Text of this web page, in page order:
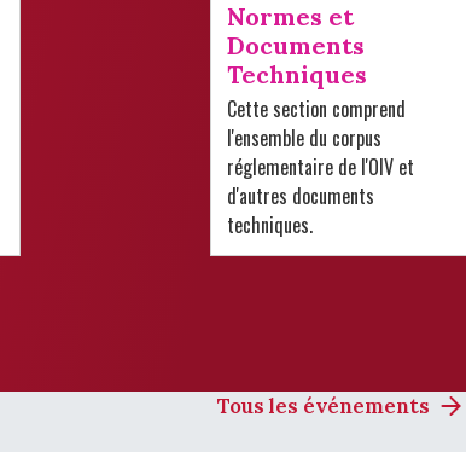
Normes et
Documents
Techniques
Cette section comprend
l'ensemble du corpus
réglementaire de l'OIV et
d'autres documents
techniques.
Tous les événements